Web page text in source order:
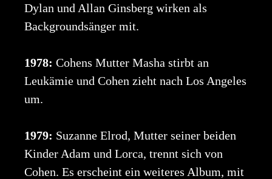
Dylan und Allan Ginsberg wirken als
Backgroundsänger mit.
1978: Cohens Mutter Masha stirbt an
Leukämie und Cohen zieht nach Los Angeles
um.
1979: Suzanne Elrod, Mutter seiner beiden
Kinder Adam und Lorca, trennt sich von
Cohen. Es erscheint ein weiteres Album, mit